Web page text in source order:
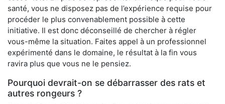
santé, vous ne disposez pas de l’expérience requise pour
procéder le plus convenablement possible à cette
initiative. Il est donc déconseillé de chercher à régler
vous-même la situation. Faites appel à un professionnel
expérimenté dans le domaine, le résultat à la fin vous
ravira plus que vous ne le pensiez.
Pourquoi devrait-on se débarrasser des rats et
autres rongeurs ?